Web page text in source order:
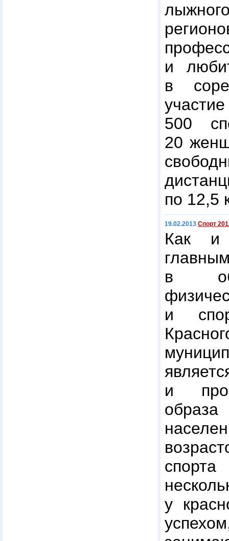
и
в
500
20
по 12,5
19.02.2013 Спорт
Как и
в
и
и
у